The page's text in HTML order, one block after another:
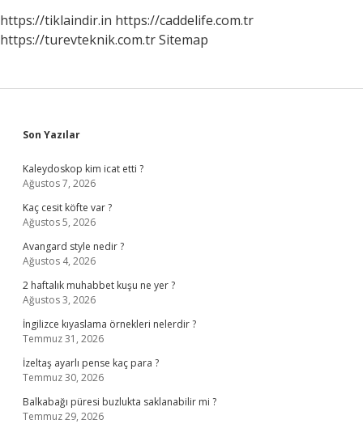
https://tiklaindir.in https://caddelife.com.tr
https://turevteknik.com.trSitemap
Sidebar
Son Yazılar
Kaleydoskop kim icat etti ?
Ağustos 7, 2026
Kaç cesit köfte var ?
Ağustos 5, 2026
Avangard style nedir ?
Ağustos 4, 2026
2 haftalık muhabbet kuşu ne yer ?
Ağustos 3, 2026
İngilizce kıyaslama örnekleri nelerdir ?
Temmuz 31, 2026
İzeltaş ayarlı pense kaç para ?
Temmuz 30, 2026
Balkabağı püresi buzlukta saklanabilir mi ?
Temmuz 29, 2026